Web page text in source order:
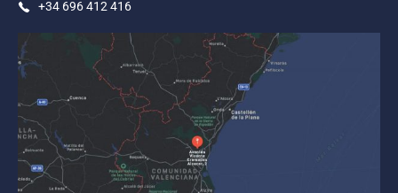
+34 696 412 416